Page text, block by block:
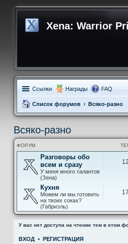
Xena: Warrior
Ссылки Награды FAQ
Список форумов Всяко-разно
Всяко-разно
ФОРУМ
Разговоры обо
всем и сразу
У меня много талантов
(Зена)
Кухня
Можем ли мы готовить
на твоих соках?
(Габриэль)
У вас нет доступа на чтение тем в этом
ВХОД • РЕГИСТРАЦИЯ